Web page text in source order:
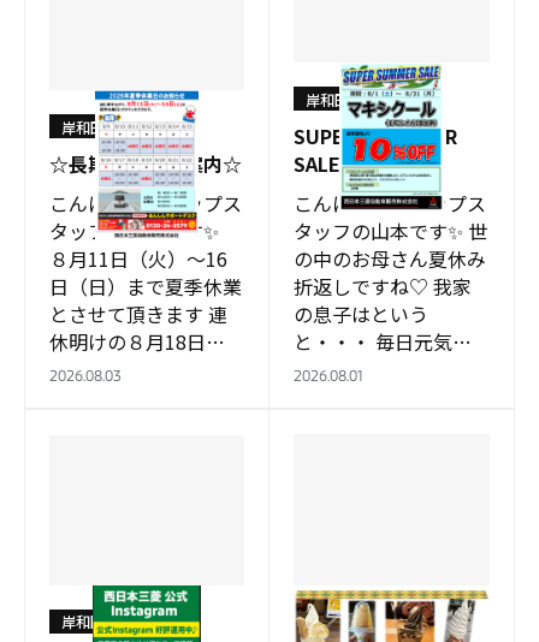
☆長期連休のご案内☆
岸和田店
こんにちはショップス
タッフの山本です✨
８月11日（火）～16
日（日）まで夏季休業
とさせて頂きます 連
休明けの８月18日
（火）は通常営業させ
2026.08.03
SUPER SUMMER
SALE！！
岸和田店
こんにちはショップス
タッフの山本です✨ 世
の中のお母さん夏休み
折返しですね♡ 我家
の息子はという
と・・・ 毎日元気に
遊び回っています
2026.08.01
岸和田店 岸和田店